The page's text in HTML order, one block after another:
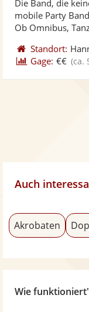
Die Band, die
mobile Party
Ob Omnibus,
Standort:
Gage: €€ (ca.
Auch
Akrobaten
Wie